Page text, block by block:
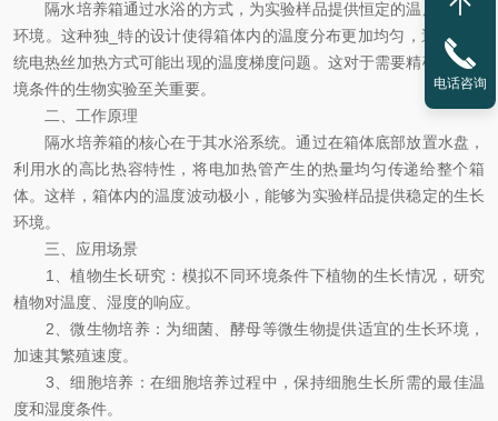
隔水培养箱通过水浴的方式，为实验样品提供恒定的温度和湿度
环境。这种独_特的设计使得箱体内的温度分布更加均匀，避免了传
统电热丝加热方式可能出现的温度梯度问题。这对于需要精确控制环
境条件的生物实验至关重要。
二、工作原理
隔水培养箱的核心在于其水浴系统。通过在箱体底部放置水盘，
利用水的高比热容特性，将电加热管产生的热量均匀传递给整个箱
体。这样，箱体内的温度波动极小，能够为实验样品提供稳定的生长
环境。
三、应用场景
1、植物生长研究：模拟不同环境条件下植物的生长情况，研究
植物对温度、湿度的响应。
2、微生物培养：为细菌、酵母等微生物提供适宜的生长环境，
加速其繁殖速度。
3、细胞培养：在细胞培养过程中，保持细胞生长所需的最佳温
度和湿度条件。
电话咨询